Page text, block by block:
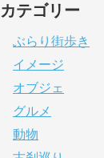
カテゴリー
ぶらり街歩き
イメージ
オブジェ
グルメ
動物